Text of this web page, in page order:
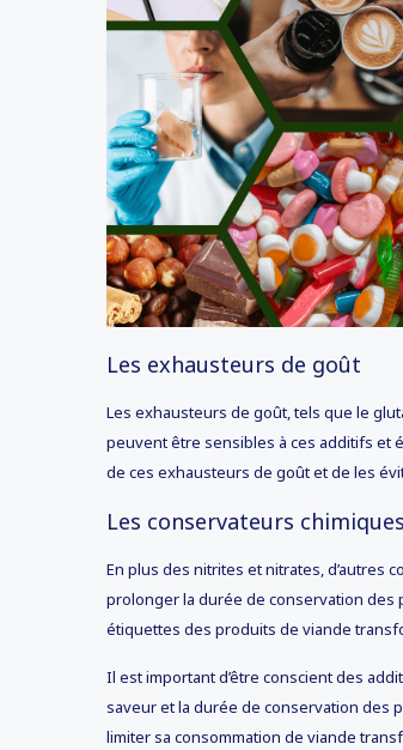
Les exhausteurs de goût
Les exhausteurs de goût, tels que le
peuvent être sensibles à ces additifs et
de ces exhausteurs de goût et de les
Les conservateurs chimiques
En plus des nitrites et nitrates, d’autres
prolonger la durée de conservation des
étiquettes des produits de viande
Il est important d’être conscient des
saveur et la durée de conservation des
limiter sa consommation de viande